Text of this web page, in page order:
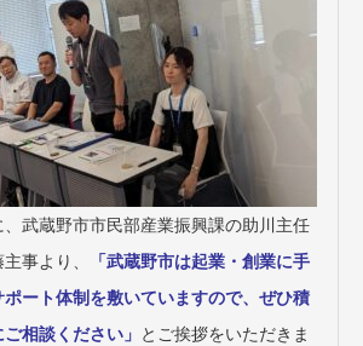
、武蔵野市市民部産業振興課の助川主任
事より、
「武蔵野市は起業・創業に手
ポート体制を敷いていますので、ぜひ積
相談ください」 とご挨拶をいただきま